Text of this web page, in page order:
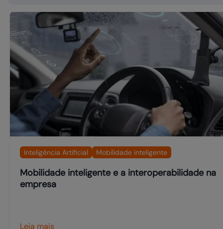
Inteligência Artificial Mobilidade inteligente
Mobilidade inteligente e a interoperabilidade na
empresa
Leia mais